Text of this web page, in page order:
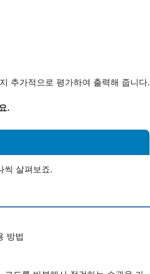
추가적으로 평가하여 출력해 줍니다.
.
씩 살펴보죠.
방법